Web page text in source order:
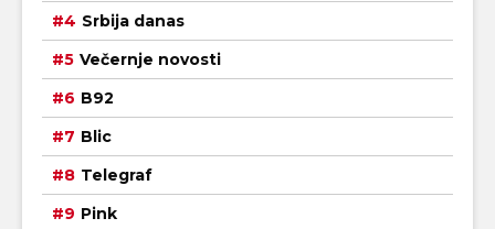
Srbija danas
Večernje novosti
B92
Blic
Telegraf
Pink